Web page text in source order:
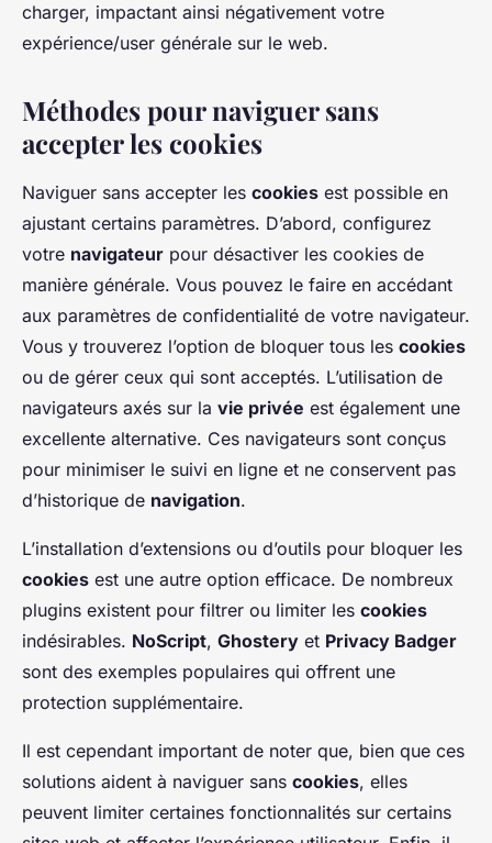
charger, impactant ainsi négativement votre
expérience/user générale sur le web.
Méthodes pour naviguer sans
accepter les cookies
Naviguer sans accepter les cookies est possible en
ajustant certains paramètres. D’abord, configurez
votre navigateur pour désactiver les cookies de
manière générale. Vous pouvez le faire en accédant
aux paramètres de confidentialité de votre navigateur.
Vous y trouverez l’option de bloquer tous les cookies
ou de gérer ceux qui sont acceptés. L’utilisation de
navigateurs axés sur la vie privée est également une
excellente alternative. Ces navigateurs sont conçus
pour minimiser le suivi en ligne et ne conservent pas
d’historique de navigation.
L’installation d’extensions ou d’outils pour bloquer les
cookies est une autre option efficace. De nombreux
plugins existent pour filtrer ou limiter les cookies
indésirables. NoScript, Ghostery et Privacy Badger
sont des exemples populaires qui offrent une
protection supplémentaire.
Il est cependant important de noter que, bien que ces
solutions aident à naviguer sans cookies, elles
peuvent limiter certaines fonctionnalités sur certains